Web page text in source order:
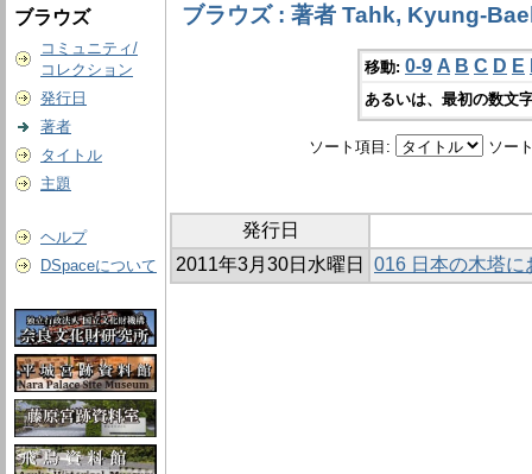
ブラウズ
コミュニティ/
コレクション
発行日
著者
タイトル
主題
ヘルプ
DSpaceについて
ブラウズ : 著者 Tahk, Kyung-
移動: 0-9 A B C D E
あるいは、最初の数文
ソート項目: ソー
発行日
2011年3月30日水曜日
016 日本の木塔に